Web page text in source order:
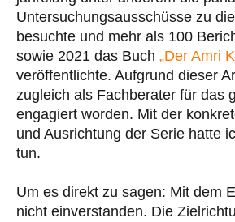
Untersuchungsausschüsse zu
besuchte und mehr als 100
sowie 2021 das Buch „Der Amri
veröffentlichte. Aufgrund dieser
zugleich als Fachberater für das
engagiert worden. Mit der
und Ausrichtung der Serie hatte
tun.
Um es direkt zu sagen: Mit dem
nicht einverstanden. Die